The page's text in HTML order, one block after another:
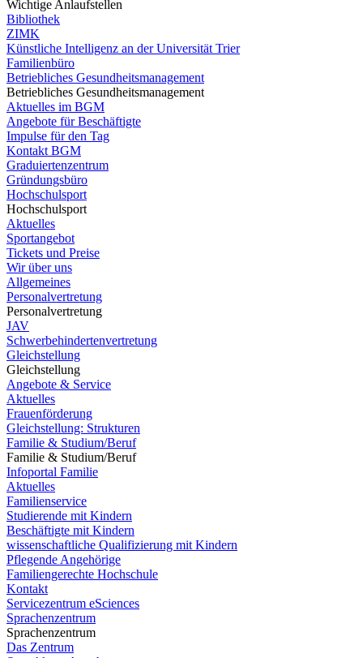
Wichtige Anlaufstellen
Bibliothek
ZIMK
Künstliche Intelligenz an der Universität Trier
Familienbüro
Betriebliches Gesundheitsmanagement
Betriebliches Gesundheitsmanagement
Aktuelles im BGM
Angebote für Beschäftigte
Impulse für den Tag
Kontakt BGM
Graduiertenzentrum
Gründungsbüro
Hochschulsport
Hochschulsport
Aktuelles
Sportangebot
Tickets und Preise
Wir über uns
Allgemeines
Personalvertretung
Personalvertretung
JAV
Schwerbehindertenvertretung
Gleichstellung
Gleichstellung
Angebote & Service
Aktuelles
Frauenförderung
Gleichstellung: Strukturen
Familie & Studium/Beruf
Familie & Studium/Beruf
Infoportal Familie
Aktuelles
Familienservice
Studierende mit Kindern
Beschäftigte mit Kindern
wissenschaftliche Qualifizierung mit Kindern
Pflegende Angehörige
Familiengerechte Hochschule
Kontakt
Servicezentrum eSciences
Sprachenzentrum
Sprachenzentrum
Das Zentrum